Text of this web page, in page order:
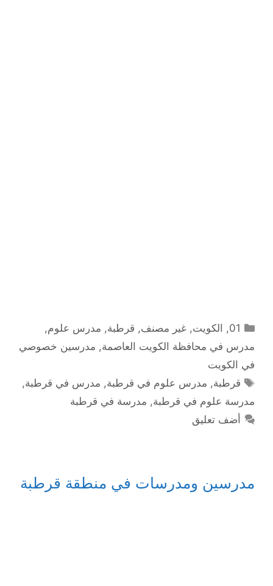
التصنيفات
01
, الكويت,غير مصنف, قرطبة, مدرس علوم,
مدرس في محافظة الكويت العاصمة, مدرسين خصوصي
في الكويت
الوسوم
قرطبة, مدرس علوم في قرطبة, مدرس في قرطبة,
مدرسة علوم في قرطبة, مدرسة في قرطبة
أضف تعليق
مدرسين ومدرسات في منطقة قرطبة